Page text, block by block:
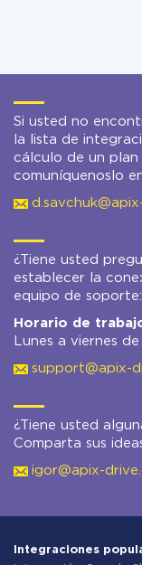
Si usted no
la lista de
cálculo de un plan
comuníquenoslo
¿Tiene usted
establecer la
equipo de soporte:
Horario de
Lunes a viernes
support@apix-
¿Tiene usted
Comparta sus
igor@apix-
Integraciones